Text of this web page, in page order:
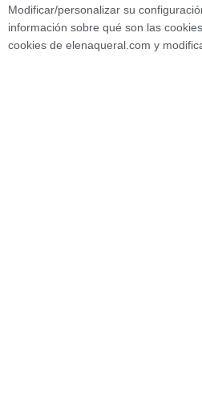
Modificar/personalizar su
información sobre qué son las
cookies de elenaqueral.com y